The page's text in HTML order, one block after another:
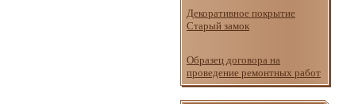
Декоративное покрытие
Старый замок
Образец договора на
проведение ремонтных работ